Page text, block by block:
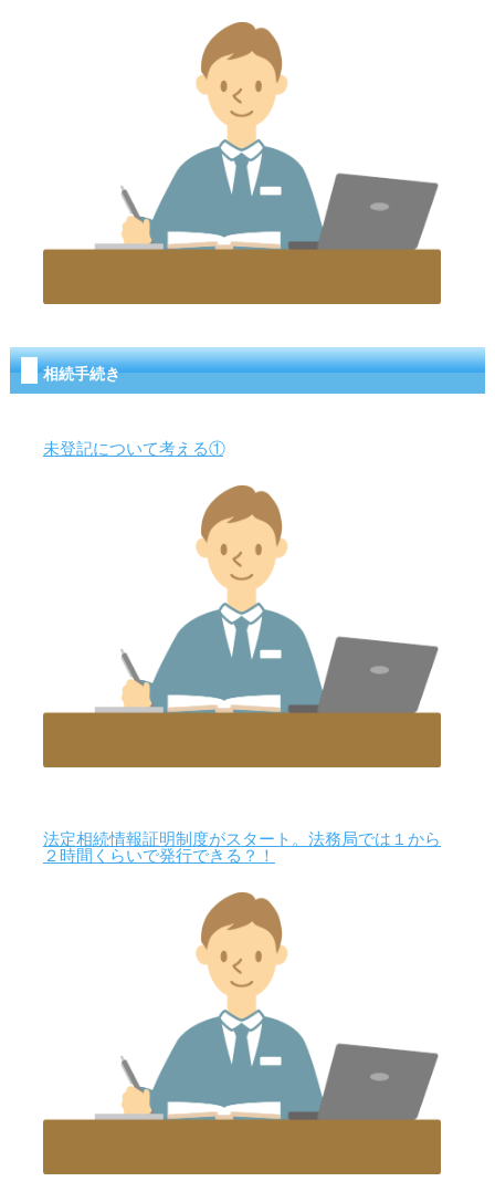
相続手続き
未登記について考える①
法定相続情報証明制度がスタート。法務局では１から
２時間くらいで発行できる？！